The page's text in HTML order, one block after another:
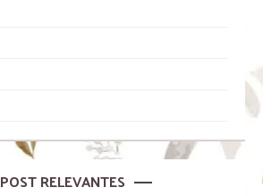
POST RELEVANTES